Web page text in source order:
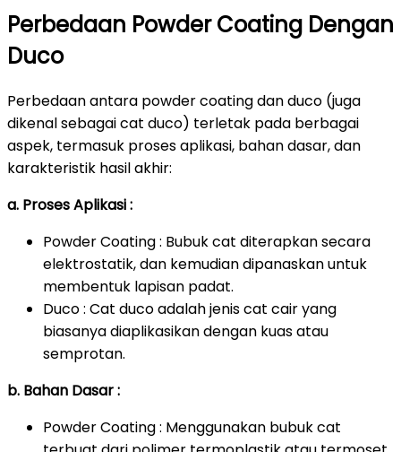
Perbedaan Powder Coating Dengan
Duco
Perbedaan antara powder coating dan duco (juga
dikenal sebagai cat duco) terletak pada berbagai
aspek, termasuk proses aplikasi, bahan dasar, dan
karakteristik hasil akhir:
a. Proses Aplikasi :
Powder Coating : Bubuk cat diterapkan secara
elektrostatik, dan kemudian dipanaskan untuk
membentuk lapisan padat.
Duco : Cat duco adalah jenis cat cair yang
biasanya diaplikasikan dengan kuas atau
semprotan.
b. Bahan Dasar :
Powder Coating : Menggunakan bubuk cat